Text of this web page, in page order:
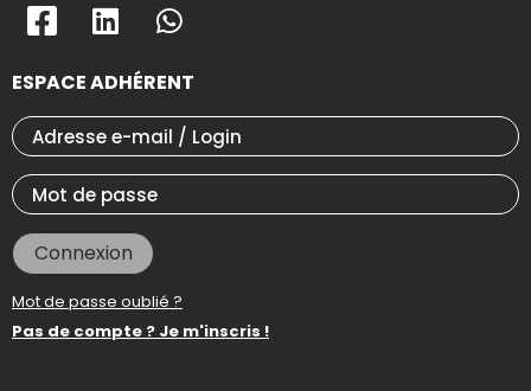
ESPACE ADHÉRENT
Connexion
Mot de passe oublié ?
Pas de compte ? Je m'inscris !